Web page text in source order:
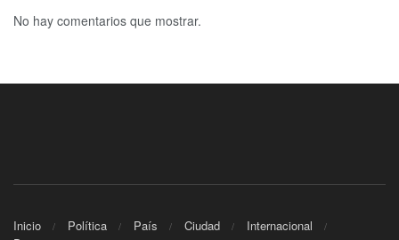
No hay comentarios que mostrar.
Inicio Política País Ciudad
Internacional